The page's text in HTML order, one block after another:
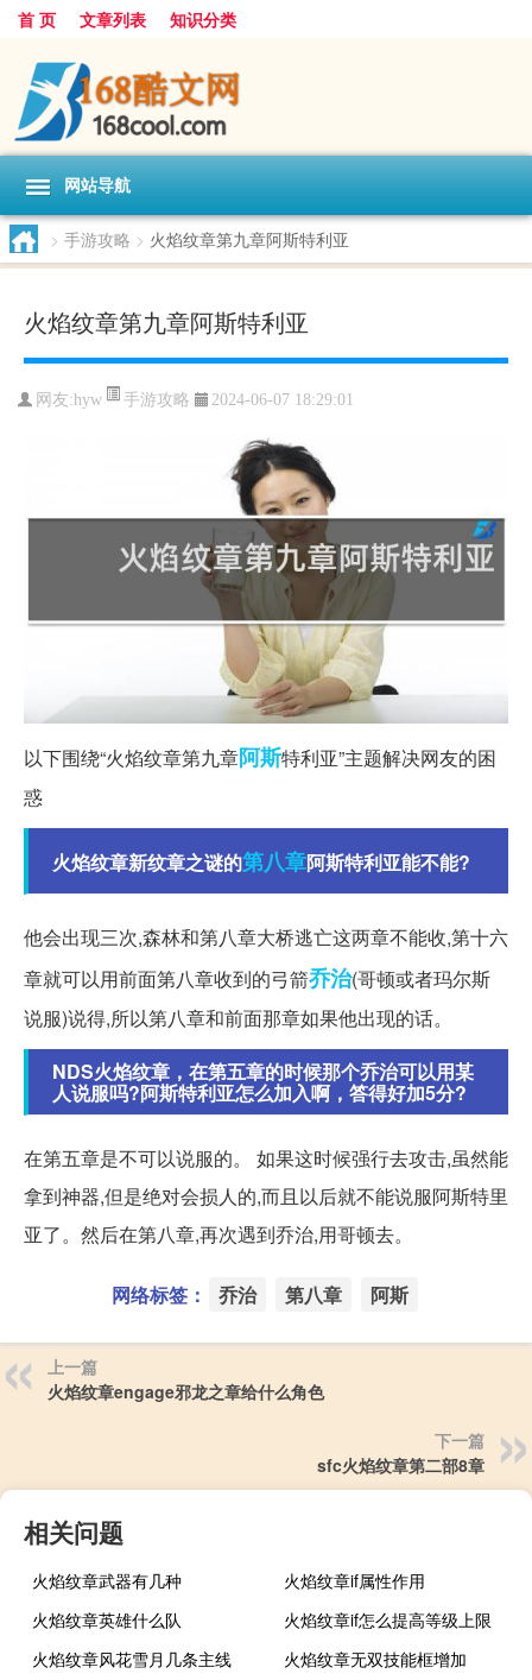
首 页 文章列表 知识分类
网站导航
> 手游攻略 > 火焰纹章第九章阿斯特利亚
火焰纹章第九章阿斯特利亚
网友:hyw 手游攻略 2024-06-07 18:29:01
以下围绕“火焰纹章第九章阿斯特利亚”主题解决网友的困
惑
火焰纹章新纹章之谜的第八章阿斯特利亚能不能?
他会出现三次,森林和第八章大桥逃亡这两章不能收,第十六
章就可以用前面第八章收到的弓箭乔治(哥顿或者玛尔斯
说服)说得,所以第八章和前面那章如果他出现的话。
NDS火焰纹章，在第五章的时候那个乔治可以用某
人说服吗?阿斯特利亚怎么加入啊，答得好加5分?
在第五章是不可以说服的。 如果这时候强行去攻击,虽然能
拿到神器,但是绝对会损人的,而且以后就不能说服阿斯特里
亚了。然后在第八章,再次遇到乔治,用哥顿去。
网络标签： 乔治 第八章 阿斯
上一篇
火焰纹章engage邪龙之章给什么角色
下一篇
sfc火焰纹章第二部8章
相关问题
火焰纹章武器有几种
火焰纹章if属性作用
火焰纹章英雄什么队
火焰纹章if怎么提高等级上限
火焰纹章风花雪月几条主线
火焰纹章无双技能框增加